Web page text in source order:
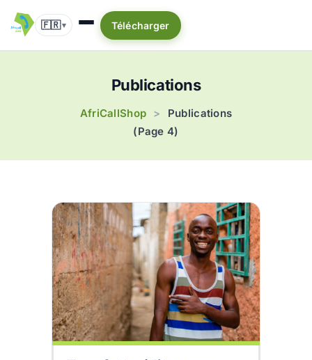
🇫🇷▾ Télécharger
Publications
AfriCallShop >
Publications
(Page 4)